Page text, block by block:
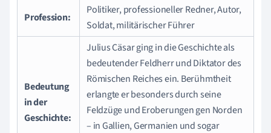
Profession:
Politiker, professioneller Redner, Autor,
Soldat, militärischer Führer
Bedeutung
in der
Geschichte:
Julius Cäsar ging in die Geschichte als
bedeutender Feldherr und Diktator des
Römischen Reiches ein. Berühmtheit
erlangte er besonders durch seine
Feldzüge und Eroberungen gen Norden
– in Gallien, Germanien und sogar